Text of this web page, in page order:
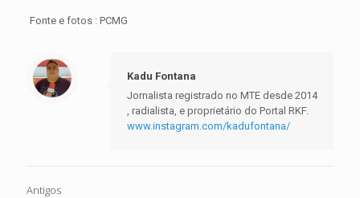
Fonte e fotos : PCMG
Kadu Fontana
Jornalista registrado no MTE desde 2014
, radialista, e proprietário do Portal RKF.
www.instagram.com/kadufontana/
Antigos